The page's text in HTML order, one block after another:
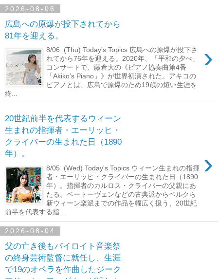
2026-08-06
広島への原爆が投下されてから
81年を迎える。
›
8/06 (Thu) Today's Topics 広島への原爆が投下さ
れてから76年を迎える。2020年、「平和の夕べ」
コンサートで、藤倉大の《ピアノ協奏曲第4番
「Akiko’s Piano」》が世界初演された。アキコの
ピアノとは、広島で原爆のため19歳の短い生涯を
終...
20世紀前半を代表するウィーン
生まれの指揮者・エーリッヒ・
クライバーの生まれた日（1890
年）。
›
8/05 (Wed) Today's Topics ウィーン生まれの指揮
者・エーリッヒ・クライバーの生まれた日（1890
年）。指揮者のカルロス・クライバーの父親にあ
たる。ベートーヴェンなどの古典派からベルクら
新ウィーン楽派までの作品を幅広く扱う、20世紀
前半を代表する指...
2026-08-04
父の亡き後もバイロイト音楽祭
の終身芸術監督に就任し、生涯
で19のオペラを作曲したジーク